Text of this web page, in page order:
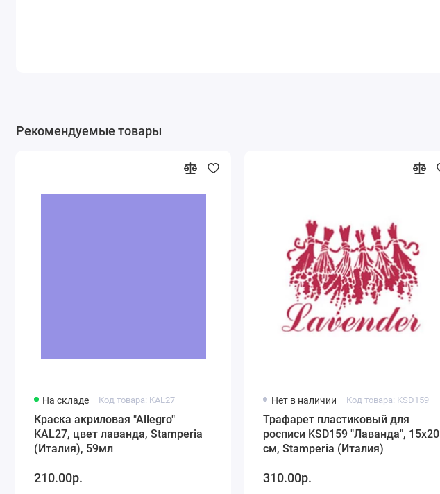
Рекомендуемые товары
На складе Код товара: KAL27
Краска акриловая "Allegro"
KAL27, цвет лаванда, Stamperia
(Италия), 59мл
210.00р.
Нет в наличии Код товара: KSD159
Трафарет пластиковый для
росписи KSD159 "Лаванда", 15х20
см, Stamperia (Италия)
310.00р.